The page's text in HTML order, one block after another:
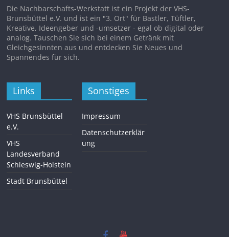
Die Nachbarschafts-Werkstatt ist ein Projekt der VHS-
Brunsbüttel e.V. und ist ein "3. Ort" für Bastler, Tüftler,
Kreative, Ideengeber und -umsetzer - egal ob digital oder
analog. Tauschen Sie sich bei einem Getränk mit
Gleichgesinnten aus und entdecken Sie Neues und
Spannendes für sich.
Links
VHS Brunsbüttel
e.V.
VHS
Landesverband
Schleswig-Holstein
Stadt Brunsbüttel
Sonstiges
Impressum
Datenschutzerklär
ung